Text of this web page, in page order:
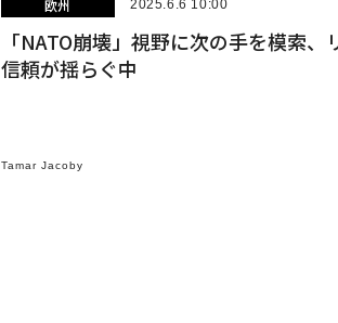
欧州 2025.6.6 10:00
「NATO崩壊」視野に次の手を模索
信頼が揺らぐ中
Tamar Jacoby